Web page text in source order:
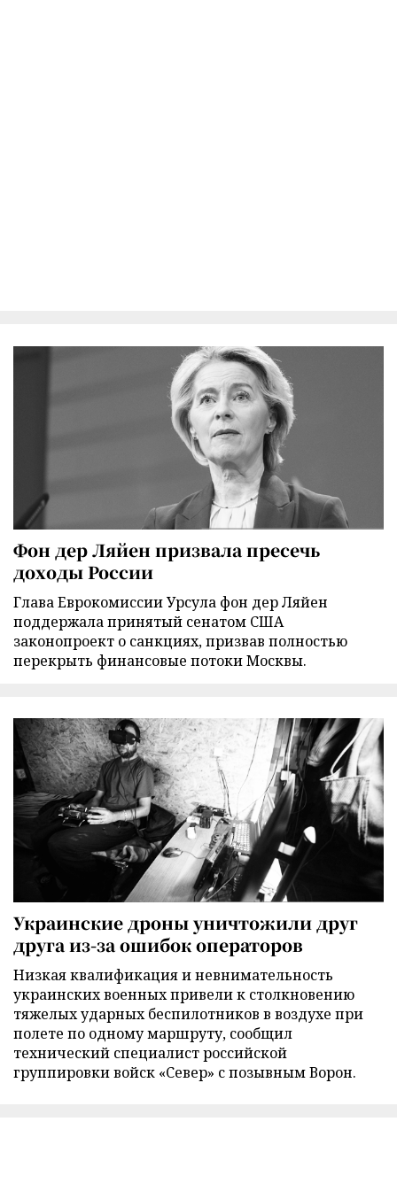
Фон дер Ляйен призвала пресечь
доходы России
Глава Еврокомиссии Урсула фон дер Ляйен
поддержала принятый сенатом США
законопроект о санкциях, призвав полностью
перекрыть финансовые потоки Москвы.
Украинские дроны уничтожили друг
друга из-за ошибок операторов
Низкая квалификация и невнимательность
украинских военных привели к столкновению
тяжелых ударных беспилотников в воздухе при
полете по одному маршруту, сообщил
технический специалист российской
группировки войск «Север» с позывным Ворон.